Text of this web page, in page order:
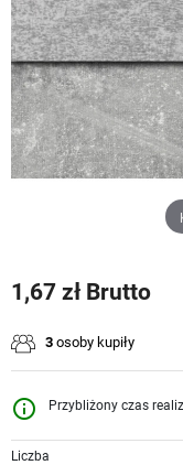
1,67 zł Brutto
3 osoby kupiły
info_outline Przybliżony czas
Liczba